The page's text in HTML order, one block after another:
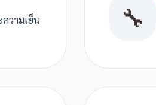
วามเย็น
🔧